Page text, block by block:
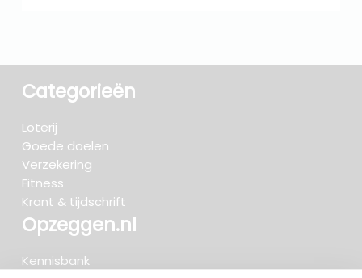
Categorieën
Loterij
Goede doelen
Verzekering
Fitness
Krant & tijdschrift
Opzeggen.nl
Kennisbank